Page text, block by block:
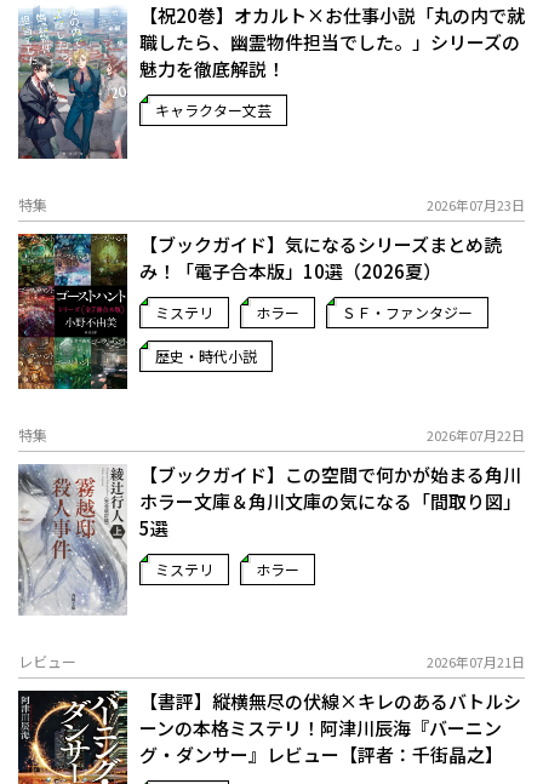
【祝20巻】オカルト×お仕事小説「丸の内で就
職したら、幽霊物件担当でした。」シリーズの
魅力を徹底解説！
キャラクター文芸
特集 2026年07月23日
【ブックガイド】気になるシリーズまとめ読
み！「電子合本版」10選（2026夏）
ミステリ ホラー ＳＦ・ファンタジー
歴史・時代小説
特集 2026年07月22日
【ブックガイド】この空間で何かが始まる――角川
ホラー文庫＆角川文庫の気になる「間取り図」
5選
ミステリ ホラー
レビュー 2026年07月21日
【書評】縦横無尽の伏線×キレのあるバトルシ
ーンの本格ミステリ！――阿津川辰海『バーニン
グ・ダンサー』レビュー【評者：千街晶之】